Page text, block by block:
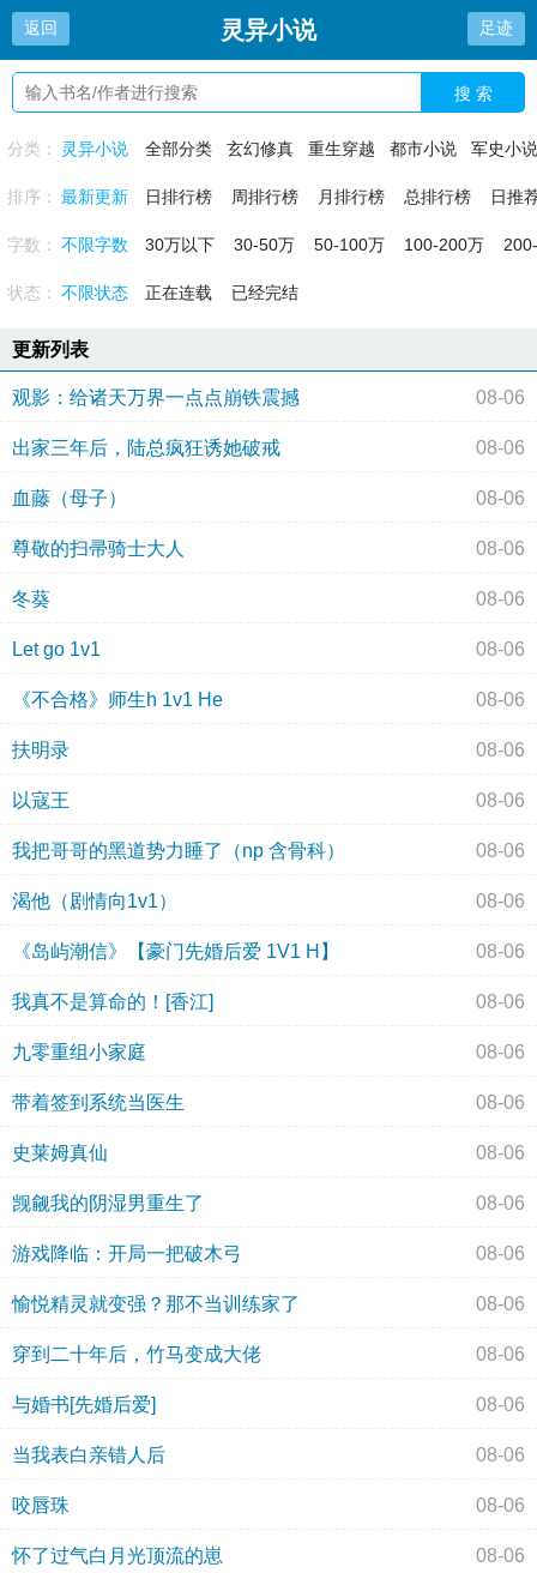
返回 灵异小说 足迹
搜 索
分类： 全部分类 玄幻修真 重生穿越 都市小说 军史小说
灵异小说
排序： 日排行榜 周排行榜 月排行榜 总排行榜 日推
最新更新
字数： 不限字数 30万以下 30-50万 50-100万 100-200万
状态： 不限状态 正在连载 已经完结
更新列表
观影：给诸天万界一点点崩铁震撼 08-06
出家三年后，陆总疯狂诱她破戒 08-06
血藤（母子） 08-06
尊敬的扫帚骑士大人 08-06
冬葵 08-06
Let go 1v1 08-06
《不合格》师生h 1v1 He 08-06
扶明录 08-06
以寇王 08-06
我把哥哥的黑道势力睡了（np 含骨科） 08-06
渴他（剧情向1v1） 08-06
《岛屿潮信》【豪门先婚后爱 1V1 H】 08-06
我真不是算命的！[香江] 08-06
九零重组小家庭 08-06
带着签到系统当医生 08-06
史莱姆真仙 08-06
觊觎我的阴湿男重生了 08-06
游戏降临：开局一把破木弓 08-06
愉悦精灵就变强？那不当训练家了 08-06
穿到二十年后，竹马变成大佬 08-06
与婚书[先婚后爱] 08-06
当我表白亲错人后 08-06
咬唇珠 08-06
怀了过气白月光顶流的崽 08-06